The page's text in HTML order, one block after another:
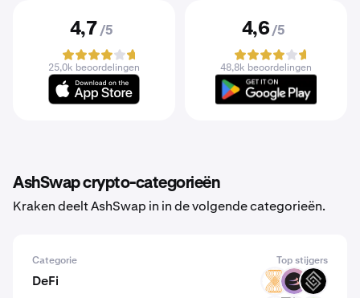
4,7 /5
25,0k beoordelingen
4,6 /5
48,8k beoordelingen
AshSwap crypto-categorieën
Kraken deelt AshSwap in in de volgende categorieën.
Categorie Top stijgers
DeFi VELAR BETA DECT